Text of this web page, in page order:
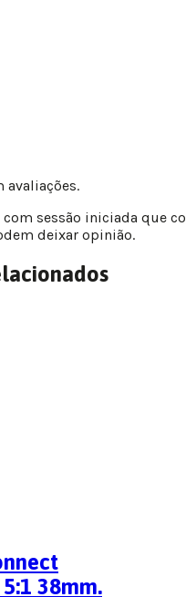
avaliações.
com sessão iniciada que
deixar opinião.
38mm.